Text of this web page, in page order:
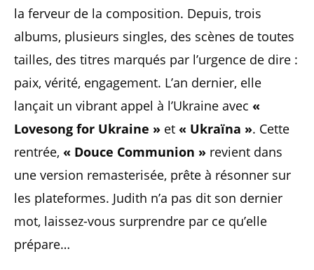
la ferveur de la composition. Depuis, trois
albums, plusieurs singles, des scènes de toutes
tailles, des titres marqués par l’urgence de dire :
paix, vérité, engagement. L’an dernier, elle
lançait un vibrant appel à l’Ukraine avec «
Lovesong for Ukraine » et « Ukraïna ». Cette
rentrée, « Douce Communion » revient dans
une version remasterisée, prête à résonner sur
les plateformes. Judith n’a pas dit son dernier
mot, laissez-vous surprendre par ce qu’elle
prépare…